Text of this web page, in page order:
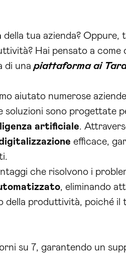
della tua azienda? Oppure,
Hai pensato a
di unapiattaforma ai
aiutato numerose
sono progettate
artificiale.
efficace,
che risolvono i
, eliminando
della produttività, poiché
su 7, garantendo un